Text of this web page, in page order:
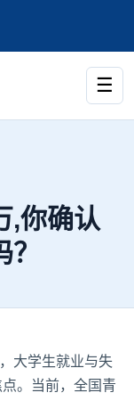
☰
,你确认
大学生就业与失
。当前，全国青